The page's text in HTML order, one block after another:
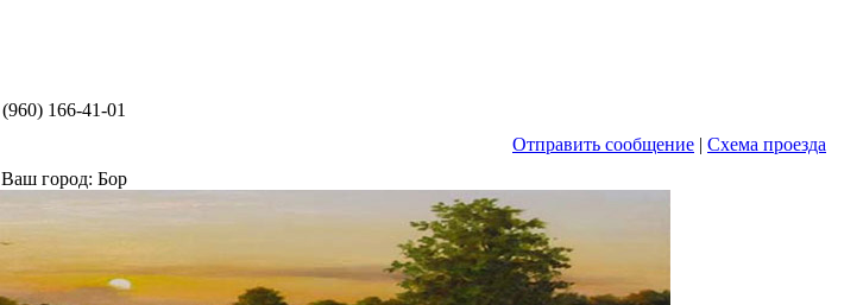
(960) 166-41-01
Отправить сообщение | Схема проезда
Ваш город: Бор